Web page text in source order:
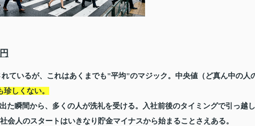
ているが、これはあくまでも"平均"のマジック。中央値（ど真ん中の人
しくない。
た瞬間から、多くの人が洗礼を受ける。入社前後のタイミングで引っ越し
会人のスタートはいきなり貯金マイナスから始まることさえある。